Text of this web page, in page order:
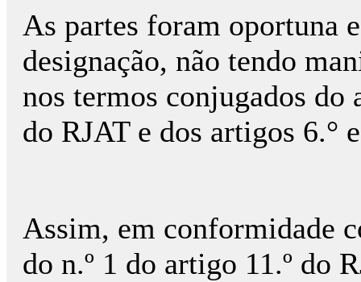
As partes foram oportuna
designação, não tendo
nos termos conjugados do
do RJAT e dos artigos 6.°
Assim, em conformidade
do n.º 1 do artigo 11.º do